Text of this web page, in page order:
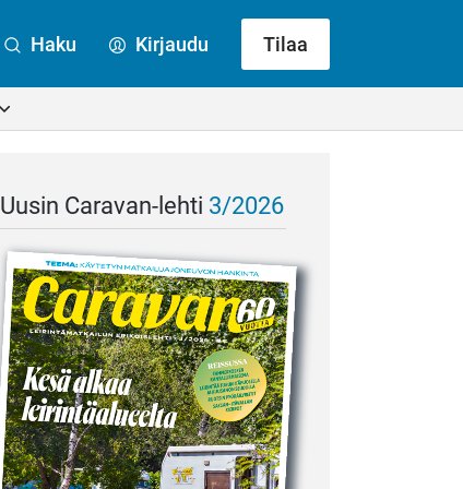
Haku Kirjaudu Tilaa
Uusin Caravan-lehti 3/2026